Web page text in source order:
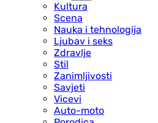
Kultura
Scena
Nauka i tehnologija
Ljubav i seks
Zdravlje
Stil
Zanimljivosti
Savjeti
Vicevi
Auto-moto